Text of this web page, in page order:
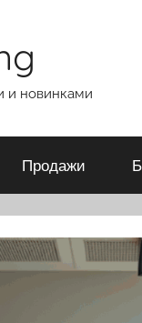
и новинками
Продажи